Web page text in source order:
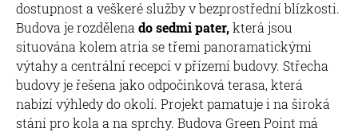
dostupnost a veškeré služby v bezprostřední blízkosti.
Budova je rozdělena do sedmi pater,která jsou
situována kolem atria se třemi panoramatickými
výtahy a centrální recepcí v přízemí budovy. Střecha
budovy je řešena jako odpočinková terasa, která
nabízí výhledy do okolí. Projekt pamatuje i na široká
stání pro kola a na sprchy. Budova Green Point má